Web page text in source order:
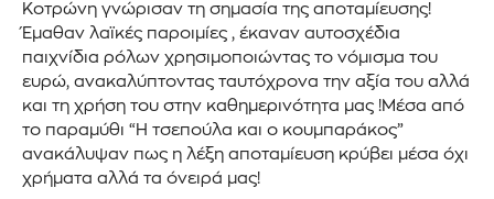
Κοτρώνη γνώρισαν τη σημασία της αποταμίευσης!
Έμαθαν λαϊκές παροιμίες , έκαναν αυτοσχέδια
παιχνίδια ρόλων χρησιμοποιώντας το νόμισμα του
ευρώ, ανακαλύπτοντας ταυτόχρονα την αξία του αλλά
και τη χρήση του στην καθημερινότητα μας !Μέσα από
το παραμύθι “Η τσεπούλα και ο κουμπαράκος”
ανακάλυψαν πως η λέξη αποταμίευση κρύβει μέσα όχι
χρήματα αλλά τα όνειρά μας!